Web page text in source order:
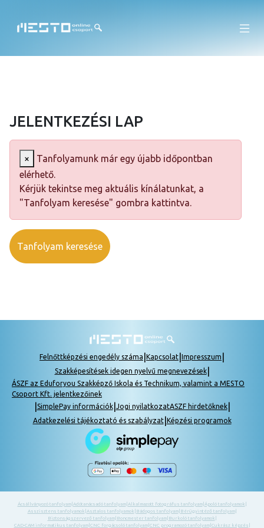
JELENTKEZÉSI LAP
×
Tanfolyamunk már egy újabb időpontban
elérhető.
Kérjük tekintse meg aktuális kínálatunkat, a
"Tanfolyam keresése" gombra kattintva.
Tanfolyam keresése
Felnőttképzési engedély száma Kapcsolat Impresszum
Szakképesítések idegen nyelvű megnevezések|
ÁSZF az Eduforyou Szakképző Iskola és Technikum, valamint a MESTO
Csoport Kft. jelentkezőinek
SimplePay információk| Jogi nyilatkozatASZF hirdetőknek|
Adatkezelési tájékoztató és szabályzat| Képzési programok
Ácsállványozó tanfolyam| Adótanácsadó tanfolyam| Alkalmazott fotográfus tanfolyam| Ápoló tanfolyamok
Asszisztens tanfolyamok Asztalos tanfolyamok Bádogos tanfolyam| Bérügyintéző tanfolyam|
Biztonságszervező tanfolyam| Boncmester tanfolyam| Burkoló tanfolyamok
CAD-CAM informatikus tanfolyam| CNC forgácsoló tanfolyam| CNC programozó tanfolyam| Cukrász képzés